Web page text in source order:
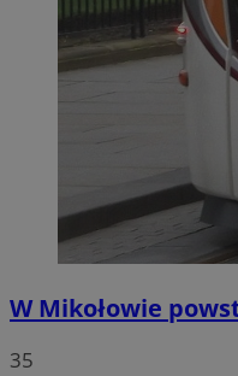
W Mikołowie
35